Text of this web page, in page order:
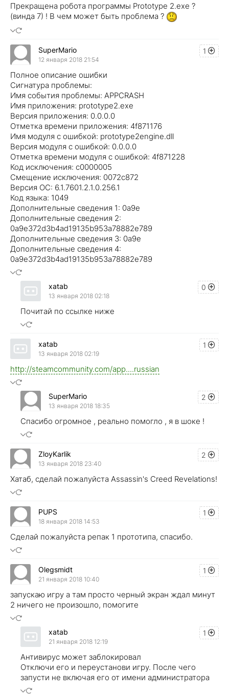
Прекращена робота программы Prototype 2.exe ?
(винда 7) ! В чем может быть проблема ?
1
SuperMario
12 января 2018 21:54
Полное описание ошибки
Сигнатура проблемы:
Имя события проблемы: APPCRASH
Имя приложения: prototype2.exe
Версия приложения: 0.0.0.0
Отметка времени приложения: 4f871176
Имя модуля с ошибкой: prototype2engine.dll
Версия модуля с ошибкой: 0.0.0.0
Отметка времени модуля с ошибкой: 4f871228
Код исключения: c0000005
Смещение исключения: 0072c872
Версия ОС: 6.1.7601.2.1.0.256.1
Код языка: 1049
Дополнительные сведения 1: 0a9e
Дополнительные сведения 2:
0a9e372d3b4ad19135b953a78882e789
Дополнительные сведения 3: 0a9e
Дополнительные сведения 4:
0a9e372d3b4ad19135b953a78882e789
0
xatab
13 января 2018 02:18
Почитай по ссылке ниже
1
xatab
13 января 2018 02:19
http://steamcommunity.com/app....russian
2
SuperMario
13 января 2018 18:35
Спасибо огромное , реально помогло , я в шоке !
2
ZloyKarlik
13 января 2018 23:40
Хатаб, сделай пожалуйста Assassin's Creed Revelations!
1
PUPS
18 января 2018 14:53
Сделай пожалуйста репак 1 прототипа, спасибо.
1
Olegsmidt
21 января 2018 10:40
запускаю игру а там просто черный экран ждал минут
2 ничего не произошло, помогите
1
xatab
21 января 2018 12:19
Антивирус может заблокировал
Отключи его и переустанови игру. После чего
запусти не включая его от имени администратора